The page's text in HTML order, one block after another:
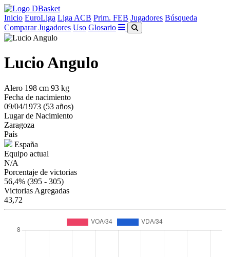
Inicio EuroLiga Liga ACB Prim. FEB Jugadores Búsqueda
Comparar Jugadores Uso Glosario
Lucio Angulo
Alero 198 cm 93 kg
Fecha de nacimiento
09/04/1973 (53 años)
Lugar de Nacimiento
Zaragoza
País
España
Equipo actual
N/A
Porcentaje de victorias
56,4% (395 - 305)
Victorias Agregadas
43,72